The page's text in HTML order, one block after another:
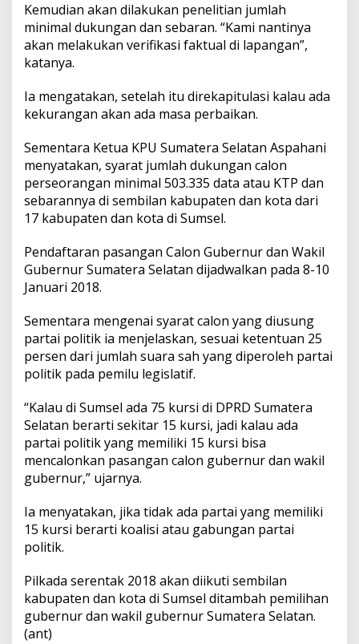
a
r
a
D
u
u
n
g
a
n
Kemudian akan dilakukan penelitian jumlah
minimal dukungan dan sebaran. “Kami nantinya
akan melakukan verifikasi faktual di lapangan”,
katanya.
Ia mengatakan, setelah itu direkapitulasi kalau ada
kekurangan akan ada masa perbaikan.
Sementara Ketua KPU Sumatera Selatan Aspahani
menyatakan, syarat jumlah dukungan calon
perseorangan minimal 503.335 data atau KTP dan
sebarannya di sembilan kabupaten dan kota dari
17 kabupaten dan kota di Sumsel.
Pendaftaran pasangan Calon Gubernur dan Wakil
Gubernur Sumatera Selatan dijadwalkan pada 8-10
Januari 2018.
Sementara mengenai syarat calon yang diusung
partai politik ia menjelaskan, sesuai ketentuan 25
persen dari jumlah suara sah yang diperoleh partai
politik pada pemilu legislatif.
“Kalau di Sumsel ada 75 kursi di DPRD Sumatera
Selatan berarti sekitar 15 kursi, jadi kalau ada
partai politik yang memiliki 15 kursi bisa
mencalonkan pasangan calon gubernur dan wakil
gubernur,” ujarnya.
Ia menyatakan, jika tidak ada partai yang memiliki
15 kursi berarti koalisi atau gabungan partai
politik.
Pilkada serentak 2018 akan diikuti sembilan
kabupaten dan kota di Sumsel ditambah pemilihan
gubernur dan wakil gubernur Sumatera Selatan.
(ant)